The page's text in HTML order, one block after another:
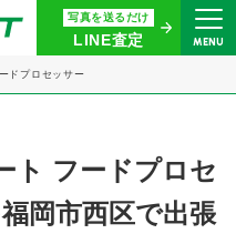
写真を送るだけ
LINE査定 MENU
問い合わせ・
さい
イヤル
ドプロセッサー
ト フードプロセ
岡市西区で出張